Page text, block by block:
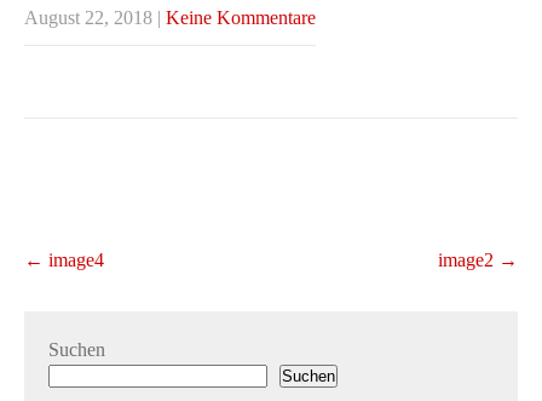
August 22, 2018 | Keine Kommentare
Post
navigation
← image4 image2 →
Suchen
Suchen